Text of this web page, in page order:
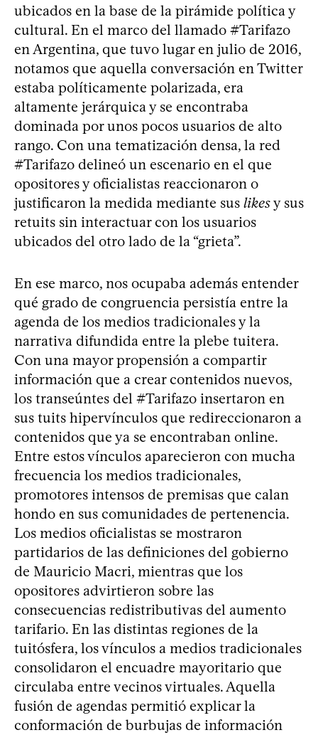
ubicados en la base de la pirámide política y
cultural. En el marco del llamado #Tarifazo
en Argentina, que tuvo lugar en julio de 2016,
notamos que aquella conversación en Twitter
estaba políticamente polarizada, era
altamente jerárquica y se encontraba
dominada por unos pocos usuarios de alto
rango. Con una tematización densa, la red
#Tarifazo delineó un escenario en el que
opositores y oficialistas reaccionaron o
justificaron la medida mediante sus likesy sus
retuits sin interactuar con los usuarios
ubicados del otro lado de la “grieta”.
En ese marco, nos ocupaba además entender
qué grado de congruencia persistía entre la
agenda de los medios tradicionales y la
narrativa difundida entre la plebe tuitera.
Con una mayor propensión a compartir
información que a crear contenidos nuevos,
los transeúntes del #Tarifazo insertaron en
sus tuits hipervínculos que redireccionaron a
contenidos que ya se encontraban online.
Entre estos vínculos aparecieron con mucha
frecuencia los medios tradicionales,
promotores intensos de premisas que calan
hondo en sus comunidades de pertenencia.
Los medios oficialistas se mostraron
partidarios de las definiciones del gobierno
de Mauricio Macri, mientras que los
opositores advirtieron sobre las
consecuencias redistributivas del aumento
tarifario. En las distintas regiones de la
tuitósfera, los vínculos a medios tradicionales
consolidaron el encuadre mayoritario que
circulaba entre vecinos virtuales. Aquella
fusión de agendas permitió explicar la
conformación de burbujas de información